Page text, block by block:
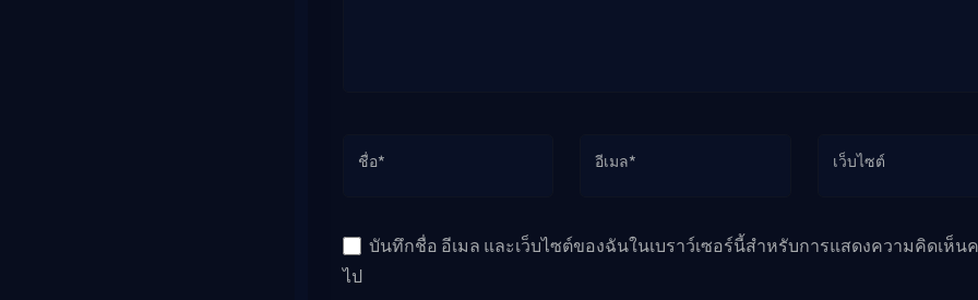
ชื่อ* อีเมล* เว็บไซต์
บันทึกชื่อ อีเมล และเว็บไซต์ของฉันในเบราว์เซอร์นี้สำหรับการแสดงความคิดเห็น
ไป